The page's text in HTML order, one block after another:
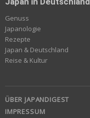
Genuss
Japanologie
Rezepte
Japan & Deutschland
Reise & Kultur
ÜBER JAPANDIGEST
IMPRESSUM